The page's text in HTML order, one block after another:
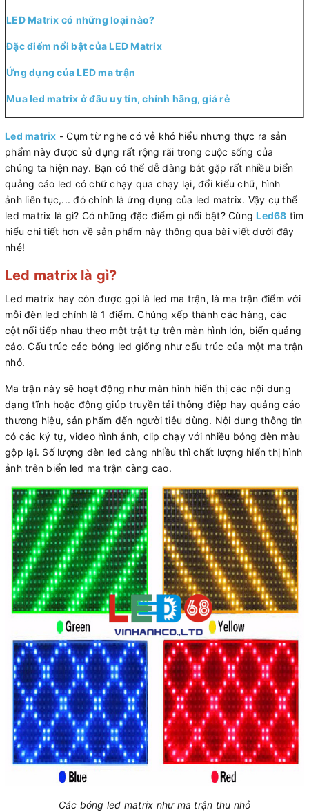
LED Matrix có những loại nào?
Đặc điểm nổi bật của LED Matrix
Ứng dụng của LED ma trận
Mua led matrix ở đâu uy tín, chính hãng, giá rẻ
Led matrix - Cụm từ nghe có vẻ khó hiểu nhưng thực ra sản
phẩm này được sử dụng rất rộng rãi trong cuộc sống của
chúng ta hiện nay. Bạn có thể dễ dàng bắt gặp rất nhiều biển
quảng cáo led có chữ chạy qua chạy lại, đổi kiểu chữ, hình
ảnh liên tục,... đó chính là ứng dụng của led matrix. Vậy cụ thể
led matrix là gì? Có những đặc điểm gì nổi bật? Cùng Led68 tìm
hiểu chi tiết hơn về sản phẩm này thông qua bài viết dưới đây
nhé!
Led matrix là gì?
Led matrix hay còn được gọi là led ma trận, là ma trận điểm với
mỗi đèn led chính là 1 điểm. Chúng xếp thành các hàng, các
cột nối tiếp nhau theo một trật tự trên màn hình lớn, biển quảng
cáo. Cấu trúc các bóng led giống như cấu trúc của một ma trận
nhỏ.
Ma trận này sẽ hoạt động như màn hình hiển thị các nội dung
dạng tĩnh hoặc động giúp truyền tải thông điệp hay quảng cáo
thương hiệu, sản phẩm đến người tiêu dùng. Nội dung thông tin
có các ký tự, video hình ảnh, clip chạy với nhiều bóng đèn màu
gộp lại. Số lượng đèn led càng nhiều thì chất lượng hiển thị hình
ảnh trên biển led ma trận càng cao.
Các bóng led matrix như ma trận thu nhỏ